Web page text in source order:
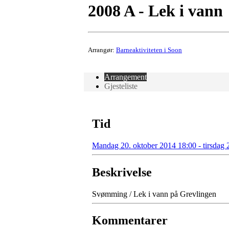
2008 A - Lek i vann
Arrangør: Barneaktiviteten i Soon
Arrangement
Gjesteliste
Tid
Mandag 20. oktober 2014 18:00 - tirsdag
Beskrivelse
Svømming / Lek i vann på Grevlingen
Kommentarer